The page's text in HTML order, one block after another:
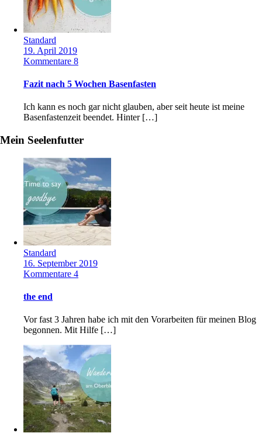
Standard
19. April 2019
Kommentare 8
Fazit nach 5 Wochen Basenfasten
Ich kann es noch gar nicht glauben, aber seit heute ist meine
Basenfastenzeit beendet. Hinter […]
Mein Seelenfutter
Standard
16. September 2019
Kommentare 4
the end
Vor fast 3 Jahren habe ich mit den Vorarbeiten für meinen Blog
begonnen. Mit Hilfe […]